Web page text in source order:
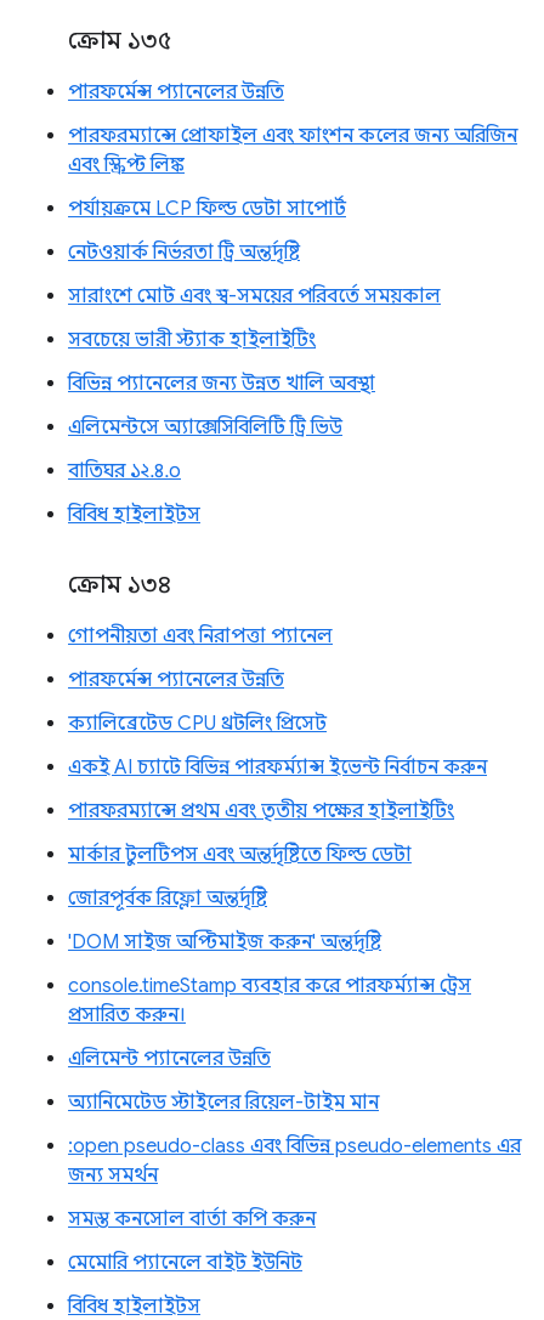
ক্রোম ১৩৫
পারফর্মেন্স প্যানেলের উন্নতি
পারফরম্যান্সে প্রোফাইল এবং ফাংশন কলের জন্য অরিজিন
এবং স্ক্রিপ্ট লিঙ্ক
পর্যায়ক্রমে LCP ফিল্ড ডেটা সাপোর্ট
নেটওয়ার্ক নির্ভরতা ট্রি অন্তর্দৃষ্টি
সারাংশে মোট এবং স্ব-সময়ের পরিবর্তে সময়কাল
সবচেয়ে ভারী স্ট্যাক হাইলাইটিং
বিভিন্ন প্যানেলের জন্য উন্নত খালি অবস্থা
এলিমেন্টসে অ্যাক্সেসিবিলিটি ট্রি ভিউ
বাতিঘর ১২.৪.০
বিবিধ হাইলাইটস
ক্রোম ১৩৪
গোপনীয়তা এবং নিরাপত্তা প্যানেল
পারফর্মেন্স প্যানেলের উন্নতি
ক্যালিব্রেটেড CPU থ্রটলিং প্রিসেট
একই AI চ্যাটে বিভিন্ন পারফর্ম্যান্স ইভেন্ট নির্বাচন করুন
পারফরম্যান্সে প্রথম এবং তৃতীয় পক্ষের হাইলাইটিং
মার্কার টুলটিপস এবং অন্তর্দৃষ্টিতে ফিল্ড ডেটা
জোরপূর্বক রিফ্লো অন্তর্দৃষ্টি
'DOM সাইজ অপ্টিমাইজ করুন' অন্তর্দৃষ্টি
console.timeStamp ব্যবহার করে পারফর্ম্যান্স ট্রেস
প্রসারিত করুন।
এলিমেন্ট প্যানেলের উন্নতি
অ্যানিমেটেড স্টাইলের রিয়েল-টাইম মান
:open pseudo-class এবং বিভিন্ন pseudo-elements এর
জন্য সমর্থন
সমস্ত কনসোল বার্তা কপি করুন
মেমোরি প্যানেলে বাইট ইউনিট
বিবিধ হাইলাইটস